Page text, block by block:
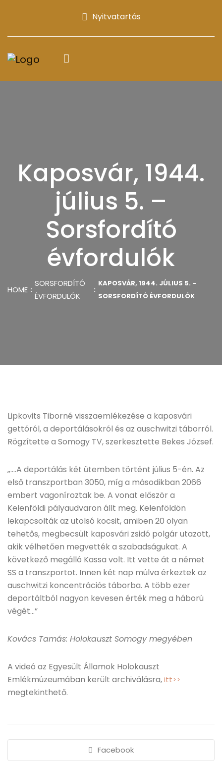
Nyitvatartás
Kaposvár, 1944.
július 5. –
Sorsfordító
évfordulók
HOME
SORSFORDÍTÓ
ÉVFORDULÓK
KAPOSVÁR, 1944. JÚLIUS 5. –
SORSFORDÍTÓ ÉVFORDULÓK
Lipkovits Tiborné visszaemlékezése a kaposvári
gettóról, a deportálásokról és az auschwitzi táborról.
Rögzítette a Somogy TV, szerkesztette Bekes József.
„….A deportálás két ütemben történt július 5-én. Az
első transzportban 3050, míg a másodikban 2066
embert vagoníroztak be. A vonat először a
Kelenföldi pályaudvaron állt meg. Kelenföldön
lekapcsolták az utolsó kocsit, amiben 20 olyan
tehetős, megbecsült kaposvári zsidó polgár utazott,
akik vélhetően megvették a szabadságukat. A
következő megálló Kassa volt. Itt vette át a német
SS a transzportot. Innen két nap múlva érkeztek az
auschwitzi koncentrációs táborba. A több ezer
deportáltból nagyon kevesen érték meg a háború
végét…”
Kovács Tamás: Holokauszt Somogy megyében
A videó az Egyesült Államok Holokauszt
Emlékmúzeumában került archiválásra,itt>>
megtekinthető.
Facebook